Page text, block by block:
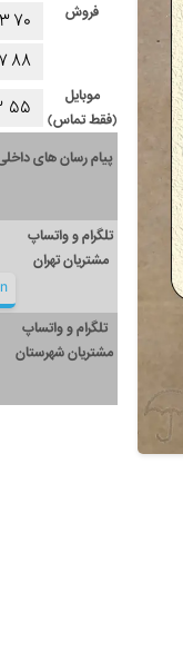
فروش
۷۰
۸۸
موبایل
(فقط تماس)
۵۵
پیام رسان های
تلگرام و واتساپ
مشتریان تهران
تلگرام و واتساپ
مشتریان شهرستان